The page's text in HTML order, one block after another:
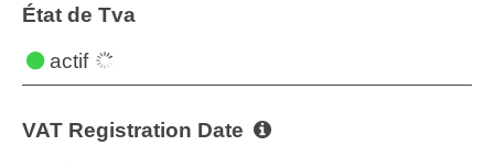
État de Tva
actif
VAT Registration Date